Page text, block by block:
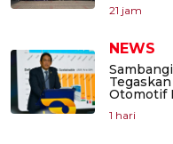
21 jam
NEWS
Otomotif
1 hari